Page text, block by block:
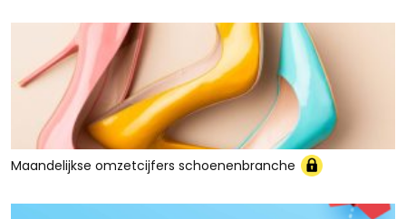
Maandelijkse omzetcijfers schoenenbranche